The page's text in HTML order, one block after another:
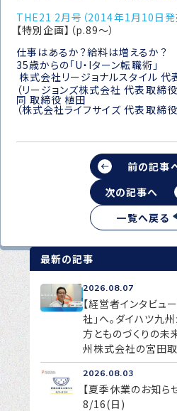
転職をお考えの方へ
転職相談会
転職者の声
４つの特長で解決
独自の採用スキーム
お問い合わせ
プライバシーポリシー
THE21 2月号（2014年1月10日発
【特別企画】（p.89～）
仕事はあるか？給料は増えるか？
35歳からの「U・Iターン転職術」
株式会社リージョナルスタイル 代
（リージョンズ株式会社 代表取締役
同 取締役 植田
（株式会社ライフサイズ 代表取締役
前の記事
一覧へ戻る
次の記事へ
最新の記事
2026.08.07
【経営者インタビュ
社」へ。ダイハツ九
方とものづくりの未
州株式会社の宮田
2026.08.03
【夏季休業のお知ら
8/16(日)